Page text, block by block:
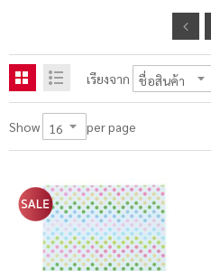
เรียงจาก
Show per page